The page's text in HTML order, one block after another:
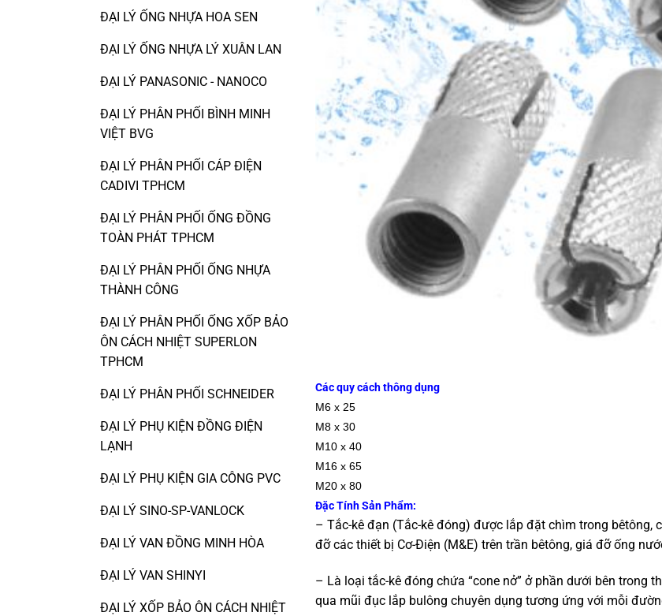
ĐẠI LÝ ỐNG NHỰA HOA SEN
ĐẠI LÝ ỐNG NHỰA LÝ XUÂN LAN
ĐẠI LÝ PANASONIC - NANOCO
ĐẠI LÝ PHÂN PHỐI BÌNH MINH
VIỆT BVG
ĐẠI LÝ PHÂN PHỐI CÁP ĐIỆN
CADIVI TPHCM
ĐẠI LÝ PHÂN PHỐI ỐNG ĐỒNG
TOÀN PHÁT TPHCM
ĐẠI LÝ PHÂN PHỐI ỐNG NHỰA
THÀNH CÔNG
ĐẠI LÝ PHÂN PHỐI ỐNG XỐP BẢO
ÔN CÁCH NHIỆT SUPERLON
TPHCM
ĐẠI LÝ PHÂN PHỐI SCHNEIDER
ĐẠI LÝ PHỤ KIỆN ĐỒNG ĐIỆN
LẠNH
ĐẠI LÝ PHỤ KIỆN GIA CÔNG PVC
ĐẠI LÝ SINO-SP-VANLOCK
ĐẠI LÝ VAN ĐỒNG MINH HÒA
ĐẠI LÝ VAN SHINYI
ĐẠI LÝ XỐP BẢO ÔN CÁCH NHIỆT
Các quy cách thông dụng
M6 x 25
M8 x 30
M10 x 40
M16 x 65
M20 x 80
Đặc Tính Sản Phẩm:
– Tắc-kê đạn (Tắc-kê đóng) được lắp đặt chìm trong bêtông,
đỡ các thiết bị Cơ-Điện (M&E) trên trần bêtông, giá đỡ ống
– Là loại tắc-kê đóng chứa “cone nở” ở phần dưới bên trong
qua mũi đục lắp bulông chuyên dụng tương ứng với mỗi